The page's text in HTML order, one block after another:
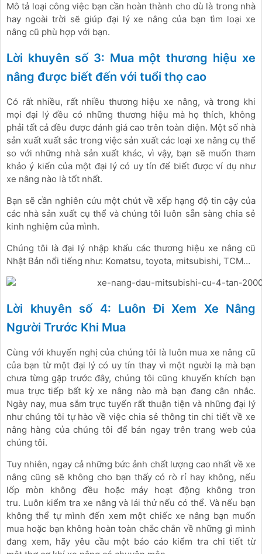
Mô tả loại công việc bạn cần hoàn thành cho dù là trong nhà
hay ngoài trời sẽ giúp đại lý xe nâng của bạn tìm loại xe
nâng cũ phù hợp với bạn.
Lời khuyên số 3: Mua một thương hiệu xe
nâng được biết đến với tuổi thọ cao
Có rất nhiều, rất nhiều thương hiệu xe nâng, và trong khi
mọi đại lý đều có những thương hiệu mà họ thích, không
phải tất cả đều được đánh giá cao trên toàn diện. Một số nhà
sản xuất xuất sắc trong việc sản xuất các loại xe nâng cụ thể
so với những nhà sản xuất khác, vì vậy, bạn sẽ muốn tham
khảo ý kiến ​​của một đại lý có uy tín để biết được ví dụ như
xe nâng nào là tốt nhất.
Bạn sẽ cần nghiên cứu một chút về xếp hạng độ tin cậy của
các nhà sản xuất cụ thể và chúng tôi luôn sẵn sàng chia sẻ
kinh nghiệm của mình.
Chúng tôi là đại lý nhập khẩu các thương hiệu xe nâng cũ
Nhật Bản nổi tiếng như: Komatsu, toyota, mitsubishi, TCM…
Lời khuyên số 4: Luôn Đi Xem Xe Nâng
Người Trước Khi Mua
Cùng với khuyến nghị của chúng tôi là luôn mua xe nâng cũ
của bạn từ một đại lý có uy tín thay vì một người lạ mà bạn
chưa từng gặp trước đây, chúng tôi cũng khuyến khích bạn
mua trực tiếp bất kỳ xe nâng nào mà bạn đang cân nhắc.
Ngày nay, mua sắm trực tuyến rất thuận tiện và những đại lý
như chúng tôi tự hào về việc chia sẻ thông tin chi tiết về xe
nâng hàng của chúng tôi để bán ngay trên trang web của
chúng tôi.
Tuy nhiên, ngay cả những bức ảnh chất lượng cao nhất về xe
nâng cũng sẽ không cho bạn thấy có rò rỉ hay không, nếu
lốp mòn không đều hoặc máy hoạt động không trơn
tru. Luôn kiểm tra xe nâng và lái thử nếu có thể. Và nếu bạn
không thể tự mình đến xem một chiếc xe nâng bạn muốn
mua hoặc bạn không hoàn toàn chắc chắn về những gì mình
đang xem, hãy yêu cầu một báo cáo kiểm tra chi tiết từ